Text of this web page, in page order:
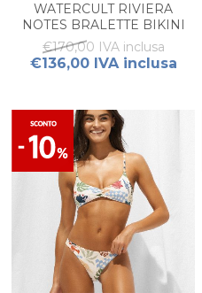
WATERCULT RIVIERA
NOTES BRALETTE BIKINI
SET
€170,00 IVA inclusa
€136,00 IVA inclusa